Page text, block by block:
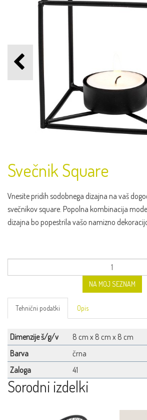
Svečnik Square
Vnesite pridih sodobnega dizajna na vaš
svečnikov square. Popolna kombinacija
dizajna bo popestrila vašo namizno
NA MOJ SEZNAM
Tehnični podatki Opis
Dimenzije š/g/v
8 cm x 8 cm x 8 cm
Barva
črna
Zaloga
41
Sorodni izdelki